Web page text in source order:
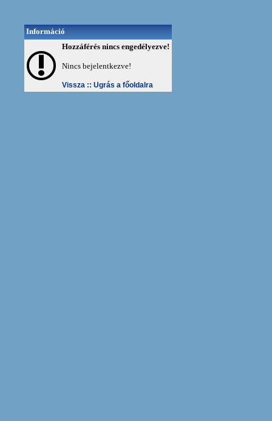
Információ
Hozzáférés nincs engedélyezve!
Nincs bejelentkezve!
Vissza :: Ugrás a főoldalra